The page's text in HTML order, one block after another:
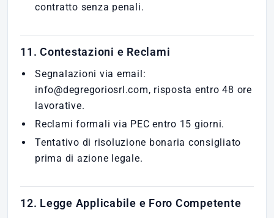
contratto senza penali.
11. Contestazioni e Reclami
Segnalazioni via email:
info@degregoriosrl.com, risposta entro 48 ore
lavorative.
Reclami formali via PEC entro 15 giorni.
Tentativo di risoluzione bonaria consigliato
prima di azione legale.
12. Legge Applicabile e Foro Competente